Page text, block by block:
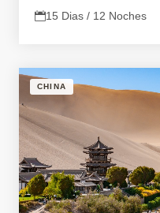
15 Dias / 12 Noches
CHINA